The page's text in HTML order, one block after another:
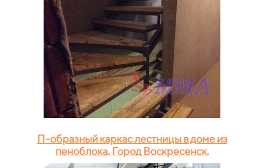
П-образный каркас лестницы в доме из
пеноблока. Город Воскресенск.